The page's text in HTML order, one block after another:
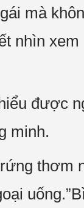
mà
nhìn
được
minh.
thơm